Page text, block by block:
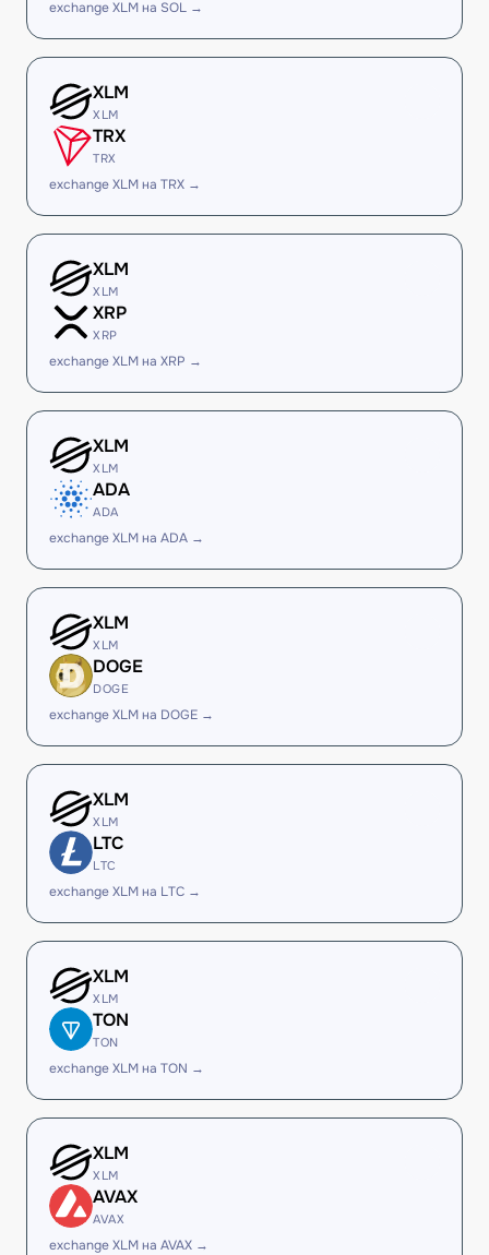
exchange XLM на SOL →
XLM
XLM
TRX
TRX
exchange XLM на TRX →
XLM
XLM
XRP
XRP
exchange XLM на XRP →
XLM
XLM
ADA
ADA
exchange XLM на ADA →
XLM
XLM
DOGE
DOGE
exchange XLM на DOGE →
XLM
XLM
LTC
LTC
exchange XLM на LTC →
XLM
XLM
TON
TON
exchange XLM на TON →
XLM
XLM
AVAX
AVAX
exchange XLM на AVAX →